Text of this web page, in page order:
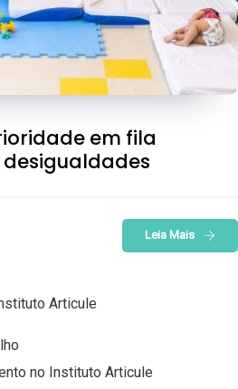
em fila
Leia Mais
Articule
no Instituto Articule